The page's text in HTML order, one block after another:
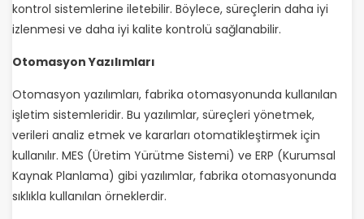
kontrol sistemlerine iletebilir. Böylece, süreçlerin daha iyi
izlenmesi ve daha iyi kalite kontrolü sağlanabilir.
Otomasyon Yazılımları
Otomasyon yazılımları, fabrika otomasyonunda kullanılan
işletim sistemleridir. Bu yazılımlar, süreçleri yönetmek,
verileri analiz etmek ve kararları otomatikleştirmek için
kullanılır. MES (Üretim Yürütme Sistemi) ve ERP (Kurumsal
Kaynak Planlama) gibi yazılımlar, fabrika otomasyonunda
sıklıkla kullanılan örneklerdir.